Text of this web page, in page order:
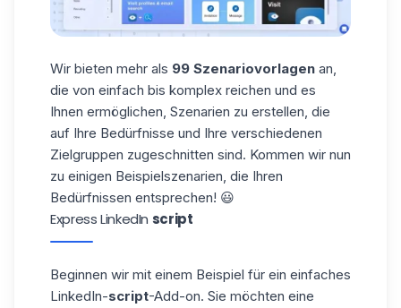
Wir bieten mehr als 99 Szenariovorlagen an,
die von einfach bis komplex reichen und es
Ihnen ermöglichen, Szenarien zu erstellen, die
auf Ihre Bedürfnisse und Ihre verschiedenen
Zielgruppen zugeschnitten sind. Kommen wir nun
zu einigen Beispielszenarien, die Ihren
Bedürfnissen entsprechen! 😃
Express LinkedIn script
Beginnen wir mit einem Beispiel für ein einfaches
LinkedIn-script-Add-on. Sie möchten eine